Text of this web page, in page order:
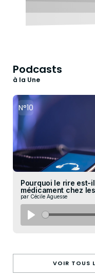
Podcasts
à la Une
N°10
Pourquoi le rire est-
médicament chez
par Cécile Aguesse
VOIR TOUS